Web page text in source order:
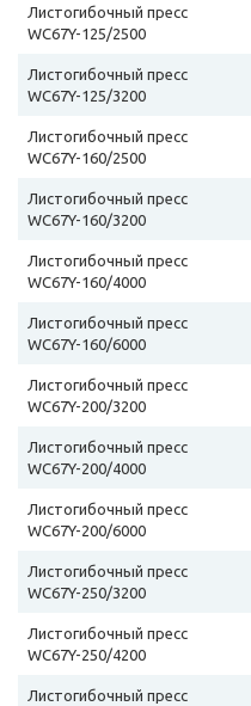
Листогибочный пресс
WC67Y-125/2500
Листогибочный пресс
WC67Y-125/3200
Листогибочный пресс
WC67Y-160/2500
Листогибочный пресс
WC67Y-160/3200
Листогибочный пресс
WC67Y-160/4000
Листогибочный пресс
WC67Y-160/6000
Листогибочный пресс
WC67Y-200/3200
Листогибочный пресс
WC67Y-200/4000
Листогибочный пресс
WC67Y-200/6000
Листогибочный пресс
WC67Y-250/3200
Листогибочный пресс
WC67Y-250/4200
Листогибочный пресс